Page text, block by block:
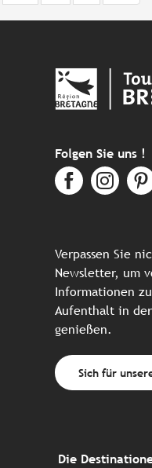
Folgen Sie uns !
Verpassen Sie
Newsletter, um
Informationen
Aufenthalt in
genießen.
Sich für
Die